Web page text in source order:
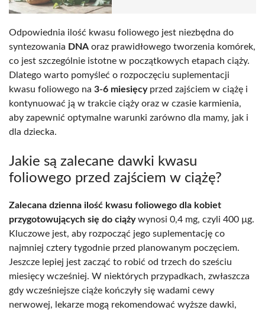
Odpowiednia ilość kwasu foliowego jest niezbędna do
syntezowania DNA oraz prawidłowego tworzenia komórek,
co jest szczególnie istotne w początkowych etapach ciąży.
Dlatego warto pomyśleć o rozpoczęciu suplementacji
kwasu foliowego na 3-6 miesięcyprzed zajściem w ciążę i
kontynuować ją w trakcie ciąży oraz w czasie karmienia,
aby zapewnić optymalne warunki zarówno dla mamy, jak i
dla dziecka.
Jakie są zalecane dawki kwasu
foliowego przed zajściem w ciążę?
Zalecana dzienna ilość kwasu foliowego dla kobiet
przygotowujących się do ciążywynosi 0,4 mg, czyli 400 µg.
Kluczowe jest, aby rozpocząć jego suplementację co
najmniej cztery tygodnie przed planowanym poczęciem.
Jeszcze lepiej jest zacząć to robić od trzech do sześciu
miesięcy wcześniej. W niektórych przypadkach, zwłaszcza
gdy wcześniejsze ciąże kończyły się wadami cewy
nerwowej, lekarze mogą rekomendować wyższe dawki,